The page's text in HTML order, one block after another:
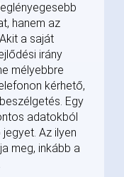
hanem az
a saját
irány
mélyebbre
kérhető,
Egy
adatokból
Az ilyen
meg, inkább a